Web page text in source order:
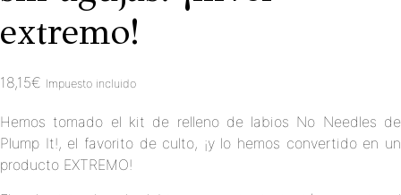
extremo!
18,15€ Impuesto incluido
Hemos tomado el kit de relleno de labios No Needles de
Plump It!, el favorito de culto, ¡y lo hemos convertido en un
producto EXTREMO!